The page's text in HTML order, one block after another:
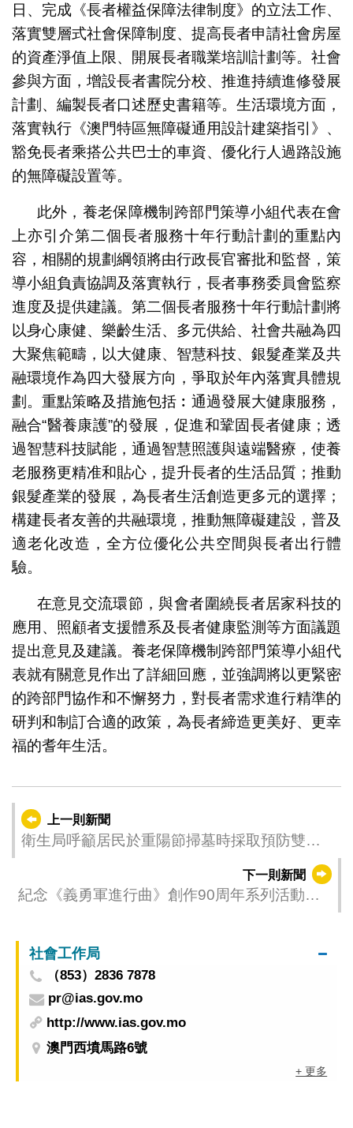
日、完成《長者權益保障法律制度》的立法工作、
落實雙層式社會保障制度、提高長者申請社會房屋
的資產淨值上限、開展長者職業培訓計劃等。社會
參與方面，增設長者書院分校、推進持續進修發展
計劃、編製長者口述歷史書籍等。生活環境方面，
落實執行《澳門特區無障礙通用設計建築指引》、
豁免長者乘搭公共巴士的車資、優化行人過路設施
的無障礙設置等。
此外，養老保障機制跨部門策導小組代表在會
上亦引介第二個長者服務十年行動計劃的重點內
容，相關的規劃綱領將由行政長官審批和監督，策
導小組負責協調及落實執行，長者事務委員會監察
進度及提供建議。第二個長者服務十年行動計劃將
以身心康健、樂齡生活、多元供給、社會共融為四
大聚焦範疇，以大健康、智慧科技、銀髮產業及共
融環境作為四大發展方向，爭取於年內落實具體規
劃。重點策略及措施包括︰通過發展大健康服務，
融合“醫養康護”的發展，促進和鞏固長者健康；透
過智慧科技賦能，通過智慧照護與遠端醫療，使養
老服務更精准和貼心，提升長者的生活品質；推動
銀髮產業的發展，為長者生活創造更多元的選擇；
構建長者友善的共融環境，推動無障礙建設，普及
適老化改造，全方位優化公共空間與長者出行體
驗。
在意見交流環節，與會者圍繞長者居家科技的
應用、照顧者支援體系及長者健康監測等方面議題
提出意見及建議。養老保障機制跨部門策導小組代
表就有關意見作出了詳細回應，並強調將以更緊密
的跨部門協作和不懈努力，對長者需求進行精準的
研判和制訂合適的政策，為長者締造更美好、更幸
福的耆年生活。
上一則新聞
衛生局呼籲居民於重陽節掃墓時採取預防雙熱
下一則新聞
紀念《義勇軍進行曲》創作90周年系列活動啟
社會工作局
（853）2836 7878
pr@ias.gov.mo
http://www.ias.gov.mo
澳門西墳馬路6號
+ 更多